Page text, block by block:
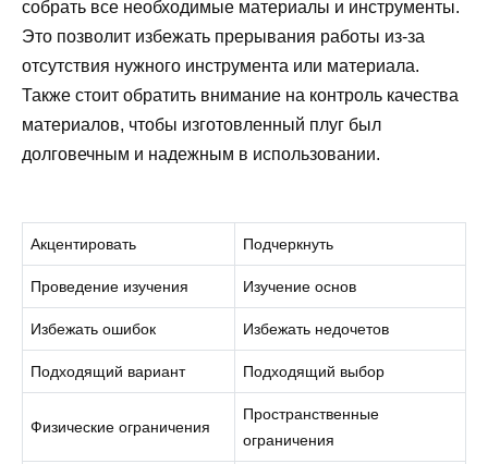
собрать все необходимые материалы и инструменты.
Это позволит избежать прерывания работы из-за
отсутствия нужного инструмента или материала.
Также стоит обратить внимание на контроль качества
материалов, чтобы изготовленный плуг был
долговечным и надежным в использовании.
Акцентировать Подчеркнуть
Проведение изучения Изучение основ
Избежать ошибок Избежать недочетов
Подходящий вариант Подходящий выбор
Физические ограничения
Пространственные
ограничения